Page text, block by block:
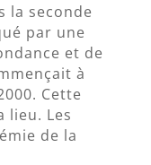
la seconde
par une
et de
à
Cette
lieu. Les
de la